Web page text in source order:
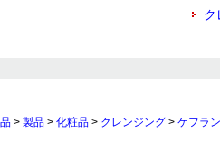
ク
> 製品 > 化粧品 > クレンジング > ケフラ